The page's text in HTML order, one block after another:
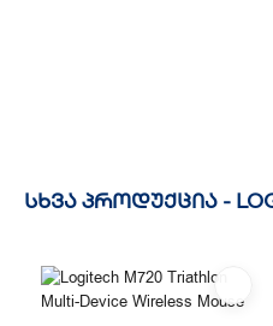
ᲡᲮᲕᲐ ᲞᲠᲝᲓᲣᲥᲪᲘᲐ -